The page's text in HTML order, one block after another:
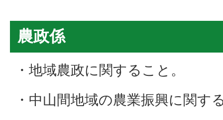
農政係
・地域農政に関すること。
・中山間地域の農業振興に関す